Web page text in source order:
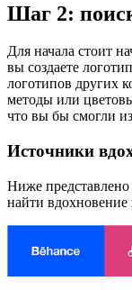
Шаг 2:
Для начала стоит
вы создаете
логотипов других
методы или
что вы бы смогли
Источники
Ниже представлено
найти вдохновение